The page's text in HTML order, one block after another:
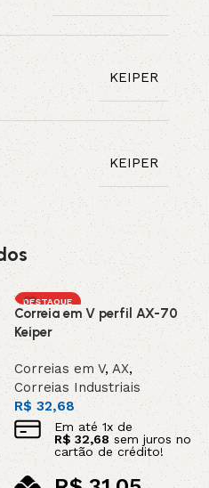
KEIPER
KEIPER
DESTAQUE
Correia em V perfil AX-70
Keiper
Correias em V, AX,
Correias Industriais
R$ 32,68
Em até1x de
R$32,68 sem juros no
cartão de crédito!